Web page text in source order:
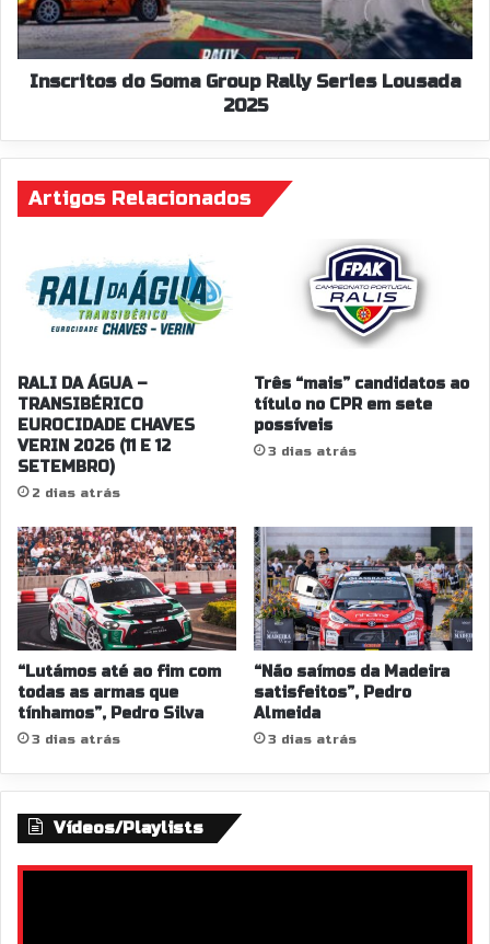
Lousada
2025
Inscritos do Soma Group Rally Series Lousada
2025
Artigos Relacionados
RALI DA ÁGUA –
TRANSIBÉRICO
EUROCIDADE CHAVES
VERIN 2026 (11 E 12
SETEMBRO)
2 dias atrás
Três “mais” candidatos ao
título no CPR em sete
possíveis
3 dias atrás
“Lutámos até ao fim com
todas as armas que
tínhamos”, Pedro Silva
3 dias atrás
“Não saímos da Madeira
satisfeitos”, Pedro
Almeida
3 dias atrás
Vídeos/Playlists